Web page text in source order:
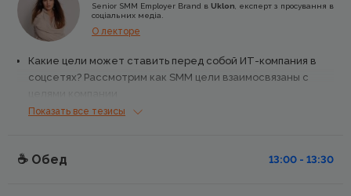
Senior SMM Employer Brand в Uklon , експерт з просування в
соціальних медіа.
О лекторе
Какие цели может ставить перед собой ИТ-компания в
соцсетях? Рассмотрим как SMM цели взаимосвязаны с
Место экспертного материала в SMM-стратегии.
Популярные ошибки во время развития бренда в
Показать все тезисы
☕️ Обед 13:00 - 13:30